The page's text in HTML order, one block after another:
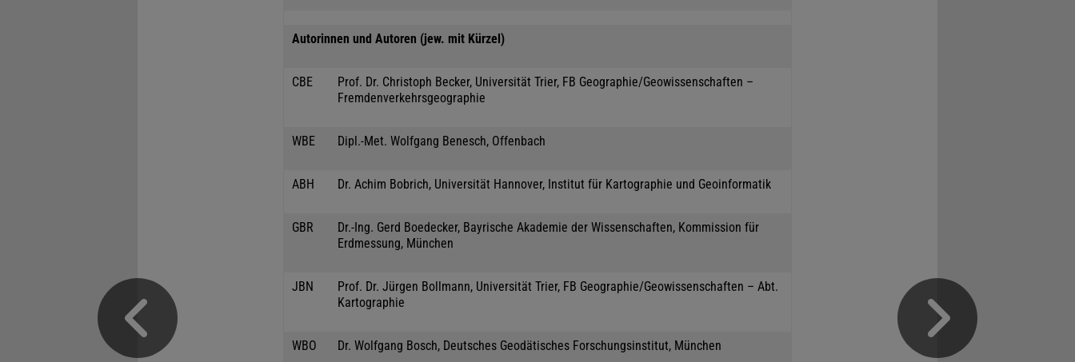
Autorinnen und Autoren (jew. mit Kürzel)
CBE
Prof. Dr. Christoph Becker, Universität Trier, FB Geographie/Geowissenschaften –
Fremdenverkehrsgeographie
WBE Dipl.-Met. Wolfgang Benesch, Offenbach
ABH Dr. Achim Bobrich, Universität Hannover, Institut für Kartographie und Geoinformatik
GBR
Dr.-Ing. Gerd Boedecker, Bayrische Akademie der Wissenschaften, Kommission für
Erdmessung, München
JBN
Prof. Dr. Jürgen Bollmann, Universität Trier, FB Geographie/Geowissenschaften – Abt.
Kartographie
WBO Dr. Wolfgang Bosch, Deutsches Geodätisches Forschungsinstitut, München